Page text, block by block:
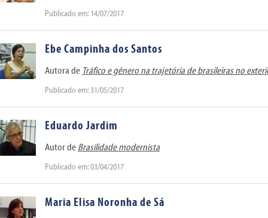
Publicado em: 14/07/2017
Ebe Campinha dos Santos
Autora de Tráfico e gênero na trajetória de brasileiras no
Publicado em: 31/05/2017
Eduardo Jardim
Autor de Brasilidade modernista
Publicado em: 03/04/2017
Maria Elisa Noronha de Sá